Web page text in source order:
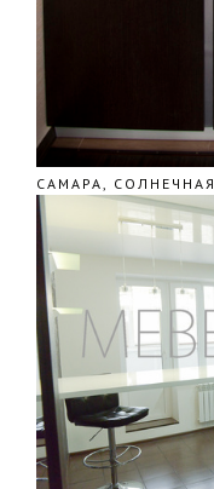
САМАРА, СОЛНЕЧНАЯ